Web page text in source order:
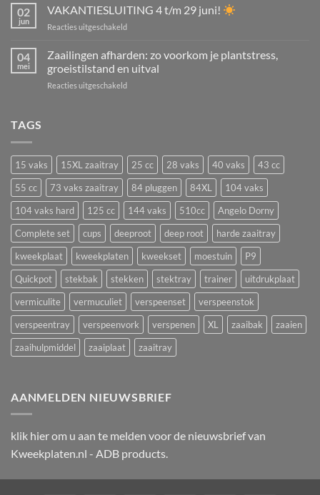
tuinplanten,
struiken
aardbeien
vermeerderen
kun
in
zaaien?
De
bloemen
zaaien
in
een
zaaitray
02
jun
VAKANTIESLUITING 4 t/m 29 juni!
Reacties uitgeschakeldvoor
29
juni!
04
mei
Zaailingen afharden: zo voorkom je plantstress,
groeistilstand en uitval
Reacties uitgeschakeldvoor
plantstress,
groeistilstand
en
uitval
TAGS
15 vaks 15XL zaaitray 25 cc 28 vaks 40 vaks
43 cc
55 cc
73 vaks zaaitray 84 pluggen 84XL
104 vaks
104 vaks hard
125 cc 144 vaks 510cc
Angelo Dorny
Complete set
cups deeproot deep root
harde zaaitray
kweekplaat
kweekplaten kweekset moestuin
P9
Quickpot
stekbak stekken stektray trainer
uitdrukplaat
vermiculite
vermuculiet verspeenset
verspeenstok
verspeentray
verspeenvork verspenen XL zaaibak
zaaien
zaaihulpmiddel
zaaiplaat zaaitray
AANMELDEN NIEUWSBRIEF
klik hierom u aan te melden voor de nieuwsbrief van
Kweekplaten.nl - ADB products.